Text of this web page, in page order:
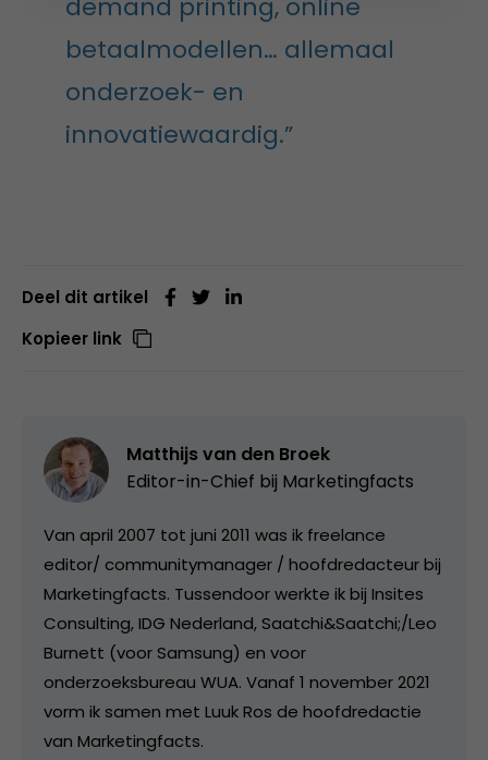
betaalmodellen… allemaal
onderzoek- en
innovatiewaardig.”
Deel dit artikel
Kopieer link
Matthijs van den Broek
Editor-in-Chief bij Marketingfacts
Van april 2007 tot juni 2011 was ik freelance
editor/ communitymanager / hoofdredacteur bij
Marketingfacts. Tussendoor werkte ik bij Insites
Consulting, IDG Nederland, Saatchi&Saatchi;/Leo
Burnett (voor Samsung) en voor
onderzoeksbureau WUA. Vanaf 1 november 2021
vorm ik samen met Luuk Ros de hoofdredactie
van Marketingfacts.